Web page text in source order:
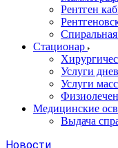
Рентген
Стационар
Услуги
Услуги
Медицинские
Выдача
Новости